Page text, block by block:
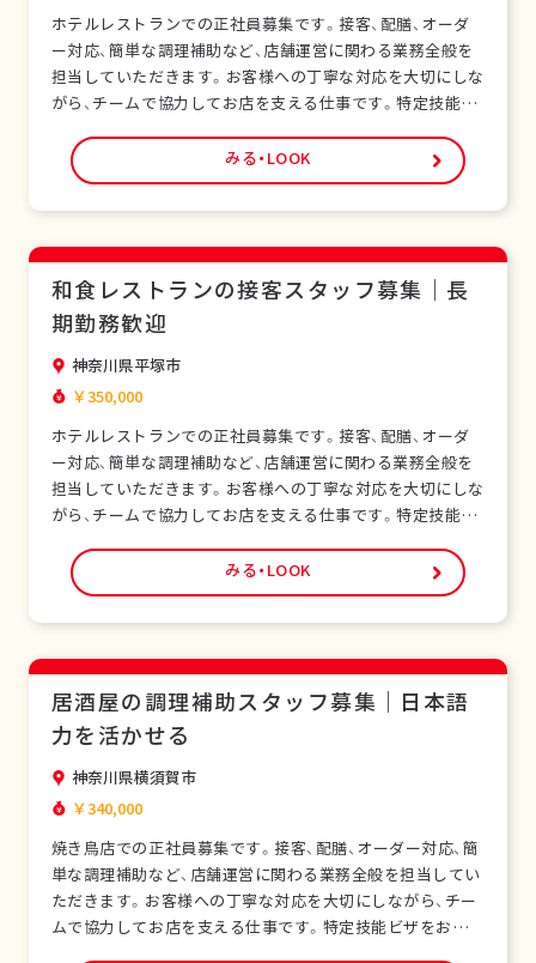
ホテルレストランでの正社員募集です。接客、配膳、オーダ
ー対応、簡単な調理補助など、店舗運営に関わる業務全般を
担当していただきます。お客様への丁寧な対応を大切にしな
がら、チームで協力してお店を支える仕事です。特定技能ビ
環境です。未経験の方でも研修制度があり、日本の飲食サー
ビスを基礎から学べます。正社員として安定した雇用形態
で、長期的なキャリア形成が可能です。シフト制…
みる・LOOK
和食レストランの接客スタッフ募集｜長
期勤務歓迎
神奈川県平塚市
￥350,000
ホテルレストランでの正社員募集です。接客、配膳、オーダ
ー対応、簡単な調理補助など、店舗運営に関わる業務全般を
担当していただきます。お客様への丁寧な対応を大切にしな
がら、チームで協力してお店を支える仕事です。特定技能ビ
環境です。未経験の方でも研修制度があり、日本の飲食サー
ビスを基礎から学べます。正社員として安定した雇用形態
で、長期的なキャリア形成が可能です。シフト制…
みる・LOOK
居酒屋の調理補助スタッフ募集｜日本語
力を活かせる
神奈川県横須賀市
￥340,000
焼き鳥店での正社員募集です。接客、配膳、オーダー対応、簡
単な調理補助など、店舗運営に関わる業務全般を担当してい
ただきます。お客様への丁寧な対応を大切にしながら、チー
ムで協力してお店を支える仕事です。特定技能ビザをお持ち